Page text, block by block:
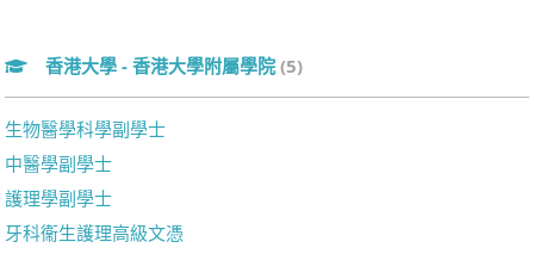
香港大學 - 香港大學附屬學院 (5)
生物醫學科學副學士
中醫學副學士
護理學副學士
牙科衞生護理高級文憑